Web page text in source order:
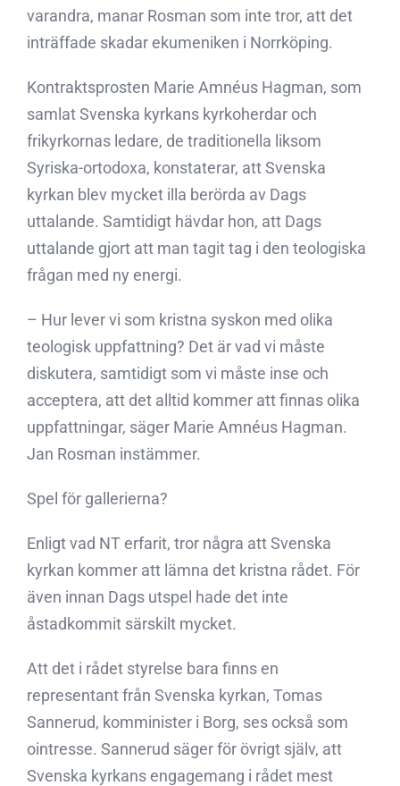
varandra, manar Rosman som inte tror, att det
inträffade skadar ekumeniken i Norrköping.
Kontraktsprosten Marie Amnéus Hagman, som
samlat Svenska kyrkans kyrkoherdar och
frikyrkornas ledare, de traditionella liksom
Syriska-ortodoxa, konstaterar, att Svenska
kyrkan blev mycket illa berörda av Dags
uttalande. Samtidigt hävdar hon, att Dags
uttalande gjort att man tagit tag i den teologiska
frågan med ny energi.
– Hur lever vi som kristna syskon med olika
teologisk uppfattning? Det är vad vi måste
diskutera, samtidigt som vi måste inse och
acceptera, att det alltid kommer att finnas olika
uppfattningar, säger Marie Amnéus Hagman.
Jan Rosman instämmer.
Spel för gallerierna?
Enligt vad NT erfarit, tror några att Svenska
kyrkan kommer att lämna det kristna rådet. För
även innan Dags utspel hade det inte
åstadkommit särskilt mycket.
Att det i rådet styrelse bara finns en
representant från Svenska kyrkan, Tomas
Sannerud, komminister i Borg, ses också som
ointresse. Sannerud säger för övrigt själv, att
Svenska kyrkans engagemang i rådet mest